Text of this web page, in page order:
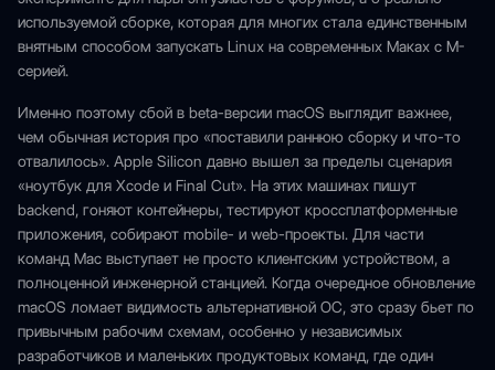
используемой сборке, которая для многих стала единственным
внятным способом запускать Linux на современных Маках с M-
серией.
Именно поэтому сбой в beta-версии macOS выглядит важнее,
чем обычная история про «поставили раннюю сборку и что-то
отвалилось». Apple Silicon давно вышел за пределы сценария
«ноутбук для Xcode и Final Cut». На этих машинах пишут
backend, гоняют контейнеры, тестируют кроссплатформенные
приложения, собирают mobile- и web-проекты. Для части
команд Mac выступает не просто клиентским устройством, а
полноценной инженерной станцией. Когда очередное обновление
macOS ломает видимость альтернативной ОС, это сразу бьет по
привычным рабочим схемам, особенно у независимых
разработчиков и маленьких продуктовых команд, где один